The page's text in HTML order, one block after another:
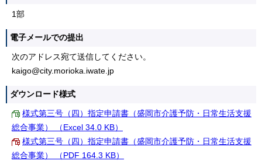
1部
電子メールでの提出
次のアドレス宛て送信してください。
kaigo@city.morioka.iwate.jp
ダウンロード様式
様式第三号（四）指定申請書（盛岡市介護予防・日常生活支援
総合事業） （Excel 34.0 KB）
様式第三号（四）指定申請書（盛岡市介護予防・日常生活支援
総合事業） （PDF 164.3 KB）